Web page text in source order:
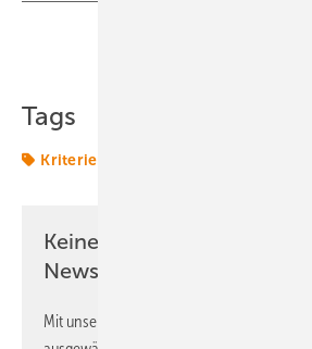
Tags
Kriterien
Keine Zeit? Kein Problem
Newsletter!
Mit unserem Newsletter erhalten Sie